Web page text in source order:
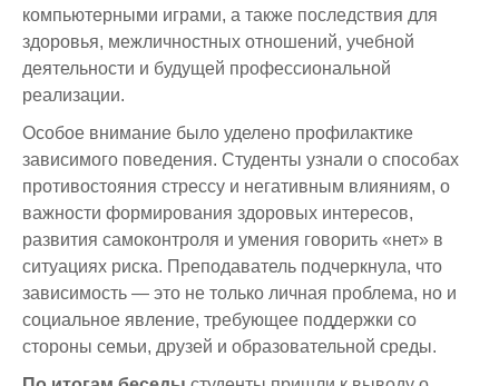
Центр неформального и дополнительного образования
Бизнес инкубатор
компьютерными играми, а также последствия для
здоровья, межличностных отношений, учебной
деятельности и будущей профессиональной
реализации.
Особое внимание было уделено профилактике
зависимого поведения. Студенты узнали о способах
противостояния стрессу и негативным влияниям, о
важности формирования здоровых интересов,
развития самоконтроля и умения говорить «нет» в
ситуациях риска. Преподаватель подчеркнула, что
зависимость — это не только личная проблема, но и
социальное явление, требующее поддержки со
стороны семьи, друзей и образовательной среды.